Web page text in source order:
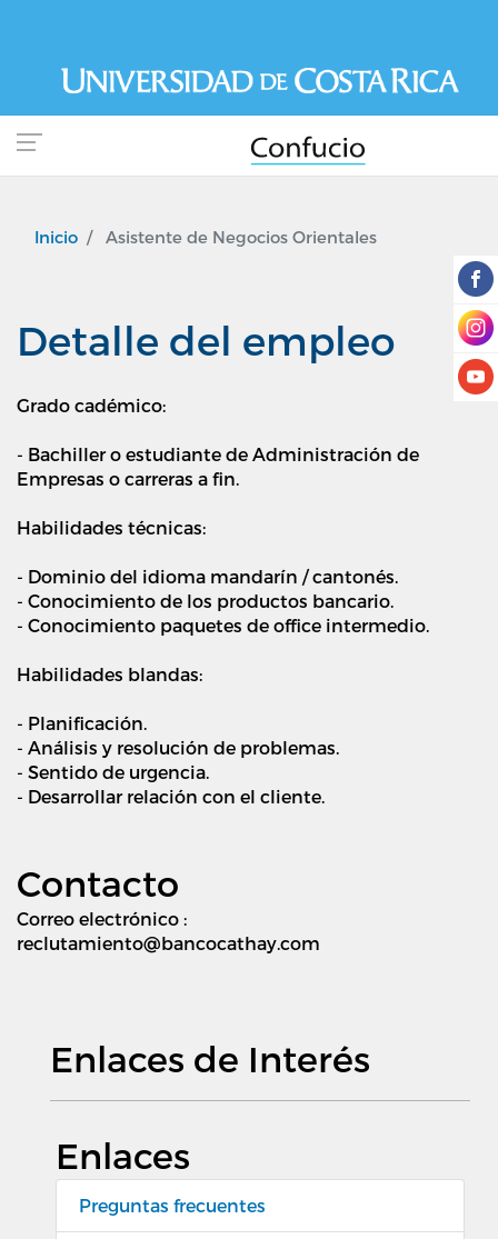
contenido
principal
Inicio Asistente de Negocios Orientales
Detalle del empleo
Grado cadémico:
- Bachiller o estudiante de Administración de
Empresas o carreras a fin.
Habilidades técnicas:
- Dominio del idioma mandarín / cantonés.
- Conocimiento de los productos bancario.
- Conocimiento paquetes de office intermedio.
Habilidades blandas:
- Planificación.
- Análisis y resolución de problemas.
- Sentido de urgencia.
- Desarrollar relación con el cliente.
Contacto
Correo electrónico :
reclutamiento@bancocathay.com
Enlaces de Interés
Enlaces
Preguntas frecuentes